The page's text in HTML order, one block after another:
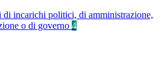
di incarichi politici, di amministrazione,
o di governo 4